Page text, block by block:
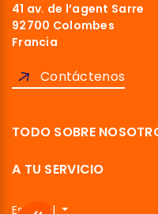
41 av. de l’agent Sarre
92700 Colombes
Francia
Contáctenos
TODO SOBRE
A TU SERVICIO
Español